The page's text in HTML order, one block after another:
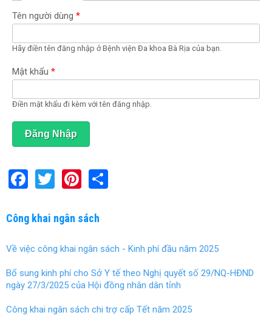
a
b
o
đ
n
)
Tên người dùng *
Hãy điền tên đăng nhập ở Bệnh viện Đa khoa Bà Rịa của bạn.
Mật khẩu *
Điền mật khẩu đi kèm với tên đăng nhập.
F
ce
o
o
k
T
tt
Pi
er
t
Công khai ngân sách
Về việc công khai ngân sách - Kinh phí đầu năm 2025
Bổ sung kinh phí cho Sở Y tế theo Nghị quyết số 29/NQ-HĐND
ngày 27/3/2025 của Hội đồng nhân dân tỉnh
Công khai ngân sách chi trợ cấp Tết năm 2025